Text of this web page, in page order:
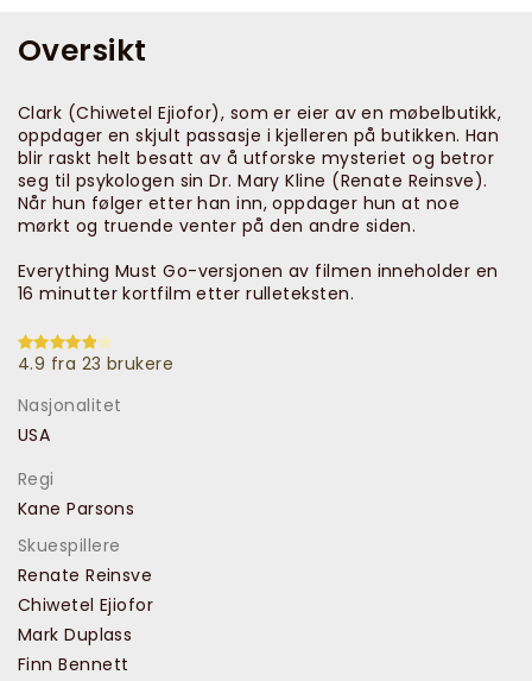
Oversikt
Clark (Chiwetel Ejiofor), som er eier av en møbelbutikk,
oppdager en skjult passasje i kjelleren på butikken. Han
blir raskt helt besatt av å utforske mysteriet og betror
seg til psykologen sin Dr. Mary Kline (Renate Reinsve).
Når hun følger etter han inn, oppdager hun at noe
mørkt og truende venter på den andre siden.
Everything Must Go-versjonen av filmen inneholder en
16 minutter kortfilm etter rulleteksten.
4.9 fra 23 brukere
Nasjonalitet
USA
Regi
Kane Parsons
Skuespillere
Renate Reinsve
Chiwetel Ejiofor
Mark Duplass
Finn Bennett